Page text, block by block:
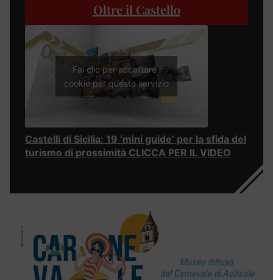
Oltre il Castello
Fai clic per accettare i
cookie per questo servizio
Castelli di Sicilia: 19 ‘mini guide’ per la sfida del
turismo di prossimità CLICCA PER IL VIDEO